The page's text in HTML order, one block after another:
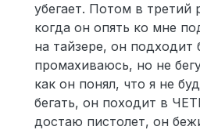
убегает. Потом в третий
когда он опять ко мне
на тайзере, он подходит
промахиваюсь, но не
как он понял, что я не
бегать, он походит в
достаю пистолет, он